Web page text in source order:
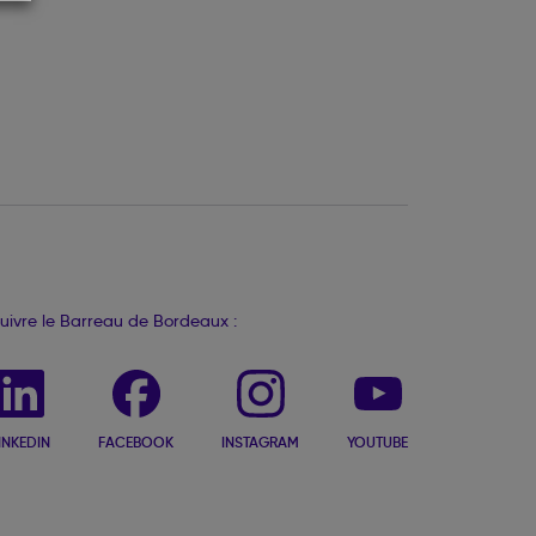
le Barreau de Bordeaux :
FACEBOOK INSTAGRAM YOUTUBE